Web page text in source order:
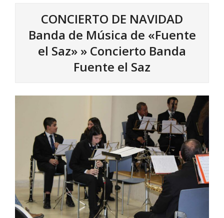
CONCIERTO DE NAVIDAD
Banda de Música de «Fuente
el Saz» » Concierto Banda
Fuente el Saz